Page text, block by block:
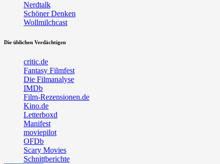
Nerdtalk
Schöner Denken
Wollmilchcast
Die üblichen Verdächtigen
critic.de
Fantasy Filmfest
Die Filmanalyse
IMDb
Film-Rezensionen.de
Kino.de
Letterboxd
Manifest
moviepilot
OFDb
Scary Movies
Schnittberichte